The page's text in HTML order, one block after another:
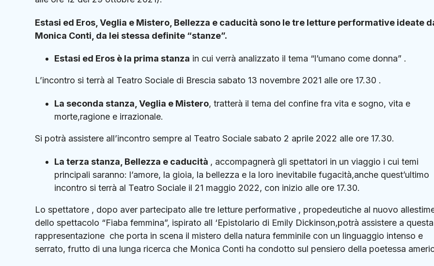
Estasi ed Eros, Veglia e Mistero, Bellezza e caducità sono le tre letture performative ideate
Monica Conti, da lei stessa definite “stanze”.
Estasi ed Eros è la prima stanza in cui verrà analizzato il tema “l’umano come donna” .
L’incontro si terrà al Teatro Sociale di Brescia sabato 13 novembre 2021 alle ore 17.30 .
La seconda stanza, Veglia e Mistero, tratterà il tema del confine fra vita e sogno, vita e
morte,ragione e irrazionale.
Si potrà assistere all’incontro sempre al Teatro Sociale sabato 2 aprile 2022 alle ore 17.30.
La terza stanza, Bellezza e caducità , accompagnerà gli spettatori in un viaggio i cui temi
principali saranno: l’amore, la gioia, la bellezza e la loro inevitabile fugacità,anche quest’ultimo
incontro si terrà al Teatro Sociale il 21 maggio 2022, con inizio alle ore 17.30.
Lo spettatore , dopo aver partecipato alle tre letture performative , propedeutiche al nuovo
dello spettacolo “Fiaba femmina”, ispirato all ‘Epistolario di Emily Dickinson,potrà assistere a questa
rappresentazione che porta in scena il mistero della natura femminile con un linguaggio intenso e
serrato, frutto di una lunga ricerca che Monica Conti ha condotto sul pensiero della poetessa